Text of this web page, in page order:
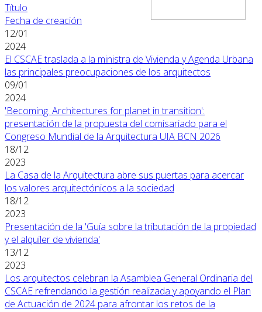
Título
Fecha de creación
12/01
2024
El CSCAE traslada a la ministra de Vivienda y Agenda Urbana
las principales preocupaciones de los arquitectos
09/01
2024
'Becoming. Architectures for planet in transition':
presentación de la propuesta del comisariado para el
Congreso Mundial de la Arquitectura UIA BCN 2026
18/12
2023
La Casa de la Arquitectura abre sus puertas para acercar
los valores arquitectónicos a la sociedad
18/12
2023
Presentación de la 'Guía sobre la tributación de la propiedad
y el alquiler de vivienda'
13/12
2023
Los arquitectos celebran la Asamblea General Ordinaria del
CSCAE refrendando la gestión realizada y apoyando el Plan
de Actuación de 2024 para afrontar los retos de la